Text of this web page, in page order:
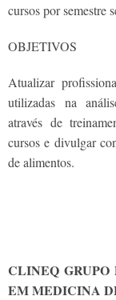
cursos por semestre
OBJETIVOS
Atualizar
utilizadas na
através de
cursos e divulgar
de alimentos.
CLINEQ GRUPO
EM MEDICINA